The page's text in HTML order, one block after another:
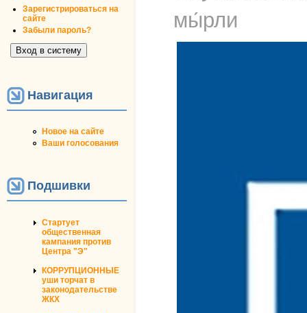
Зарегистрироваться на
сайте
Забыли пароль?
Навигация
Новое на сайте
Ваши голосования
Подшивки
Стартует
общественная
кампания против
Центра "Э"
КОРРУПЦИОННЫЕ
уши торчат в
законодательстве
ЖКХ
мы́рли